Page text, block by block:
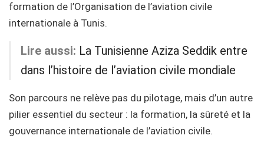
formation de l’Organisation de l’aviation civile
internationale à Tunis.
Lire aussi: La Tunisienne Aziza Seddik entre
dans l’histoire de l’aviation civile mondiale
Son parcours ne relève pas du pilotage, mais d’un autre
pilier essentiel du secteur : la formation, la sûreté et la
gouvernance internationale de l’aviation civile.